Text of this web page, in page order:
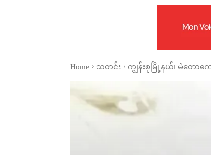
Home သတင်း ကျွန်းစုမြို့နယ်၊ မဲတောက